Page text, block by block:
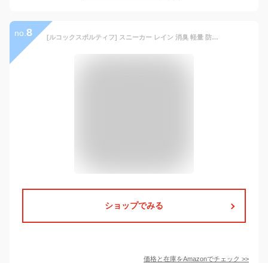
no. 8 [ルコックスポルティフ] スニーカー レイン 消臭 軽量 防水 晴雨兼用 普段 旅 23.0 cm
ショップでみる
価格と在庫をAmazonでチェック >>